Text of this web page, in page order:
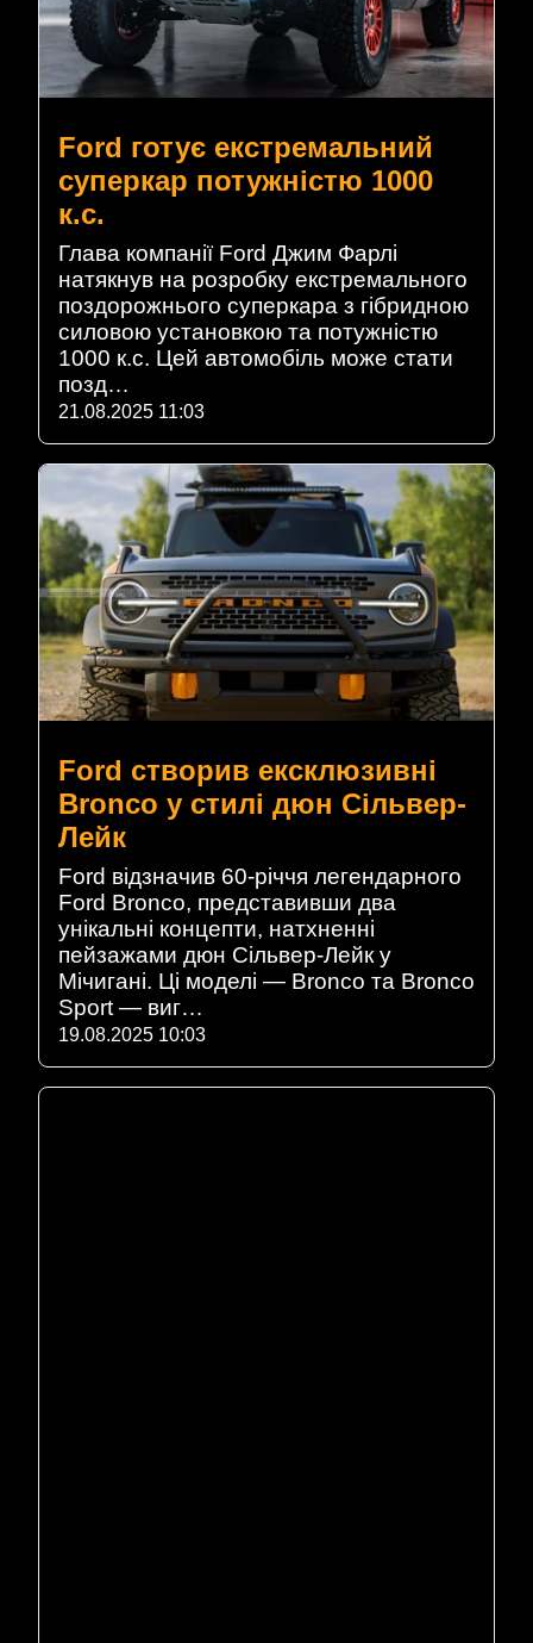
Ford готує екстремальний
суперкар потужністю 1000
к.с.
Глава компанії Ford Джим Фарлі
натякнув на розробку екстремального
поздорожнього суперкара з гібридною
силовою установкою та потужністю
1000 к.с. Цей автомобіль може стати
позд…
21.08.2025 11:03
Ford створив ексклюзивні
Bronco у стилі дюн Сільвер-
Лейк
Ford відзначив 60-річчя легендарного
Ford Bronco, представивши два
унікальні концепти, натхненні
пейзажами дюн Сільвер-Лейк у
Мічигані. Ці моделі — Bronco та Bronco
Sport — виг…
19.08.2025 10:03